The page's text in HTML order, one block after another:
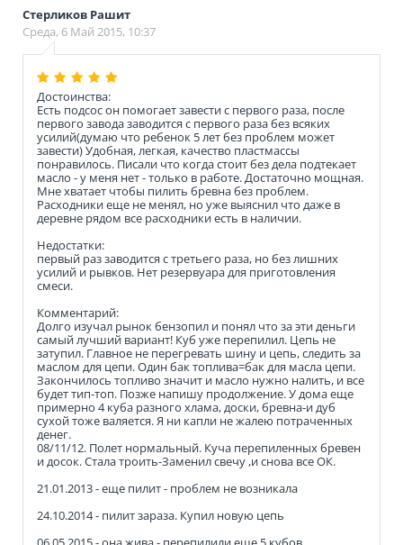
Стерликов Рашит
Среда, 6 Май 2015, 10:37
Достоинства:
Есть подсос он помогает завести с первого раза, после
первого завода заводится с первого раза без всяких
усилий(думаю что ребенок 5 лет без проблем может
завести) Удобная, легкая, качество пластмассы
понравилось. Писали что когда стоит без дела подтекает
масло - у меня нет - только в работе. Достаточно мощная.
Мне хватает чтобы пилить бревна без проблем.
Расходники еще не менял, но уже выяснил что даже в
деревне рядом все расходники есть в наличии.
Недостатки:
первый раз заводится с третьего раза, но без лишних
усилий и рывков. Нет резервуара для приготовления
смеси.
Комментарий:
Долго изучал рынок бензопил и понял что за эти деньги
самый лучший вариант! Куб уже перепилил. Цепь не
затупил. Главное не перегревать шину и цепь, следить за
маслом для цепи. Один бак топлива=бак для масла цепи.
Закончилось топливо значит и масло нужно налить, и все
будет тип-топ. Позже напишу продолжение. У дома еще
примерно 4 куба разного хлама, доски, бревна-и дуб
сухой тоже валяется. Я ни капли не жалею потраченных
денег.
08/11/12. Полет нормальный. Куча перепиленных бревен
и досок. Стала троить-Заменил свечу ,и снова все ОК.
21.01.2013 - еще пилит - проблем не возникала
24.10.2014 - пилит зараза. Купил новую цепь